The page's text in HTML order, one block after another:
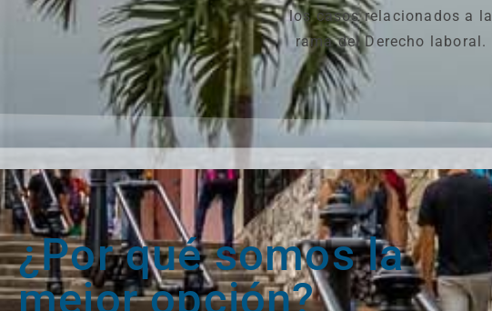
los casos relacionados a la
rama del Derecho laboral.
¿Por qué somos la
mejor opción?